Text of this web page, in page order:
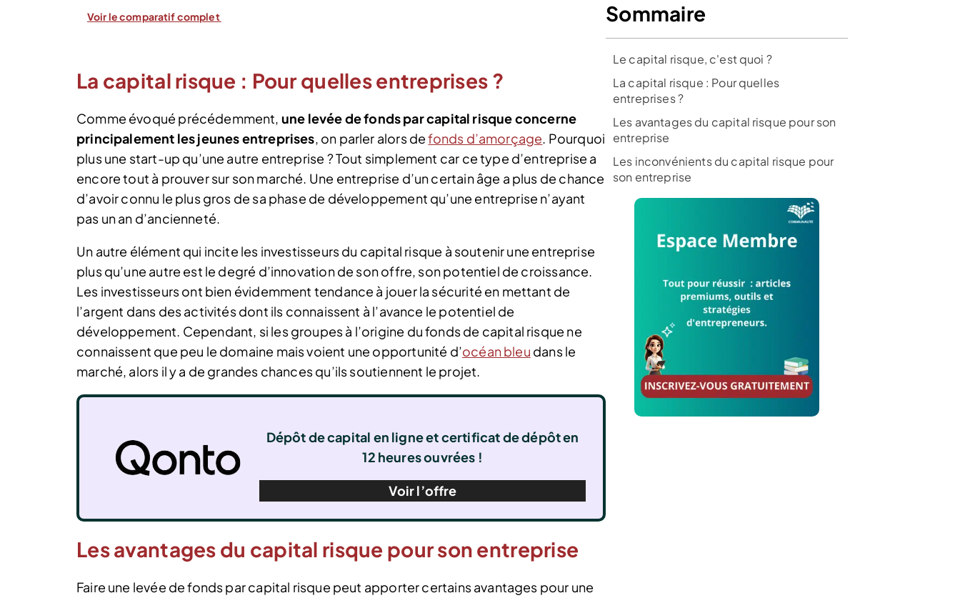
Voir le comparatif complet
La capital risque : Pour quelles entreprises ?
Comme évoqué précédemment, une levée de fonds par capital risque concerne
principalement les jeunes entreprises, on parler alors defonds d’amorçage. Pourquoi
plus une start-up qu’une autre entreprise ? Tout simplement car ce type d’entreprise a
encore tout à prouver sur son marché. Une entreprise d’un certain âge a plus de chance
d’avoir connu le plus gros de sa phase de développement qu’une entreprise n’ayant
pas un an d’ancienneté.
Un autre élément qui incite les investisseurs du capital risque à soutenir une entreprise
plus qu’une autre est le degré d’innovation de son offre, son potentiel de croissance.
Les investisseurs ont bien évidemment tendance à jouer la sécurité en mettant de
l’argent dans des activités dont ils connaissent à l’avance le potentiel de
développement. Cependant, si les groupes à l’origine du fonds de capital risque ne
connaissent que peu le domaine mais voient une opportunité d’océan bleu dans le
marché, alors il y a de grandes chances qu’ils soutiennent le projet.
Dépôt de capital en ligne et certificat de dépôt en
12 heures ouvrées !
Voir l’offre
Les avantages du capital risque pour son entreprise
Faire une levée de fonds par capital risque peut apporter certains avantages pour une
Sommaire
Le capital risque, c'est quoi ?
La capital risque : Pour quelles
entreprises ?
Les avantages du capital risque pour son
entreprise
Les inconvénients du capital risque pour
son entreprise